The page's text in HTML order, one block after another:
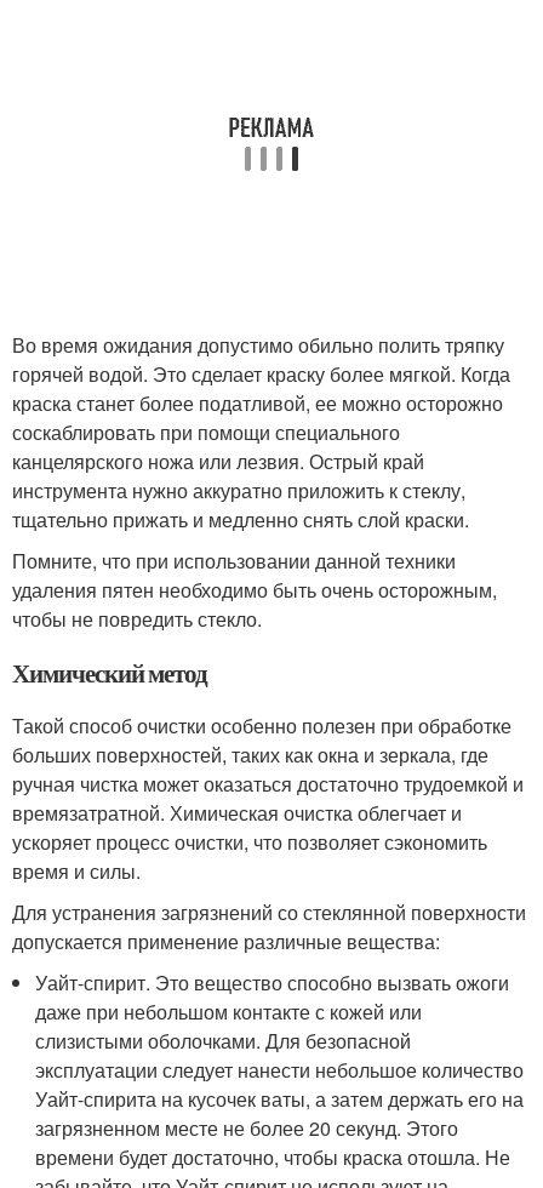
Во время ожидания допустимо обильно полить тряпку
горячей водой. Это сделает краску более мягкой. Когда
краска станет более податливой, ее можно осторожно
соскаблировать при помощи специального
канцелярского ножа или лезвия. Острый край
инструмента нужно аккуратно приложить к стеклу,
тщательно прижать и медленно снять слой краски.
Помните, что при использовании данной техники
удаления пятен необходимо быть очень осторожным,
чтобы не повредить стекло.
Химический метод
Такой способ очистки особенно полезен при обработке
больших поверхностей, таких как окна и зеркала, где
ручная чистка может оказаться достаточно трудоемкой и
времязатратной. Химическая очистка облегчает и
ускоряет процесс очистки, что позволяет сэкономить
время и силы.
Для устранения загрязнений со стеклянной поверхности
допускается применение различные вещества:
Уайт-спирит. Это вещество способно вызвать ожоги
даже при небольшом контакте с кожей или
слизистыми оболочками. Для безопасной
эксплуатации следует нанести небольшое количество
Уайт-спирита на кусочек ваты, а затем держать его на
загрязненном месте не более 20 секунд. Этого
времени будет достаточно, чтобы краска отошла. Не